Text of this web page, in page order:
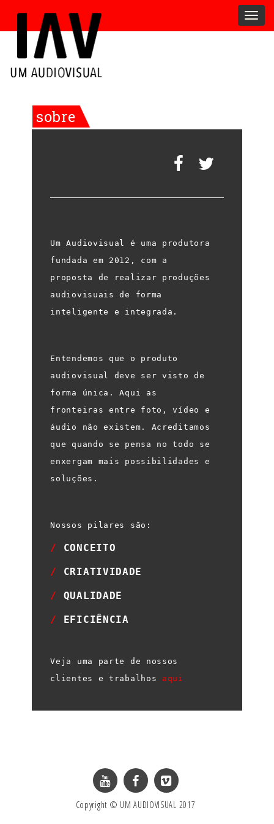
sobre
Um Audiovisual é uma produtora
fundada em 2012, com a
proposta de realizar produções
audiovisuais de forma
inteligente e integrada.
Entendemos que o produto
audiovisual deve ser visto de
forma única. Aqui as
fronteiras entre foto, vídeo e
áudio não existem. Acreditamos
que quando se pensa no todo se
enxergam mais possibilidades e
soluções.
Nossos pilares são:
/ CONCEITO
/ CRIATIVIDADE
/ QUALIDADE
/ EFICIÊNCIA
Veja uma parte de nossos
clientes e trabalhos
aqui
Copyright © UM AUDIOVISUAL 2017